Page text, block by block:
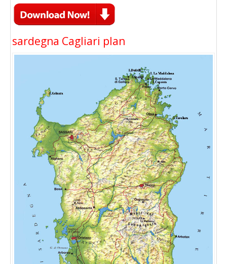
sardegna Cagliari plan